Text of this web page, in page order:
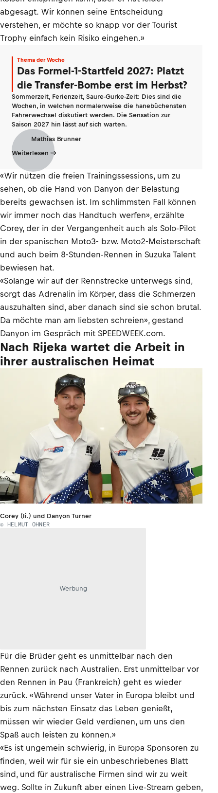
abgesagt. Wir können seine Entscheidung
verstehen, er möchte so knapp vor der Tourist
Trophy einfach kein Risiko eingehen.»
Thema der Woche
Das Formel-1-Startfeld 2027: Platzt
die Transfer-Bombe erst im Herbst?
Sommerzeit, Ferienzeit, Saure-Gurke-Zeit: Dies sind die
Wochen, in welchen normalerweise die hanebüchensten
Fahrerwechsel diskutiert werden. Die Sensation zur
Saison 2027 hin lässt auf sich warten.
Mathias Brunner
Weiterlesen
«Wir nützen die freien Trainingssessions, um zu
sehen, ob die Hand von Danyon der Belastung
bereits gewachsen ist. Im schlimmsten Fall können
wir immer noch das Handtuch werfen», erzählte
Corey, der in der Vergangenheit auch als Solo-Pilot
in der spanischen Moto3- bzw. Moto2-Meisterschaft
und auch beim 8-Stunden-Rennen in Suzuka Talent
bewiesen hat.
«Solange wir auf der Rennstrecke unterwegs sind,
sorgt das Adrenalin im Körper, dass die Schmerzen
auszuhalten sind, aber danach sind sie schon brutal.
Da möchte man am liebsten schreien», gestand
Danyon im Gespräch mit SPEEDWEEK.com.
Nach Rijeka wartet die Arbeit in
ihrer australischen Heimat
Corey (li.) und Danyon Turner
© HELMUT OHNER
Werbung
Für die Brüder geht es unmittelbar nach den
Rennen zurück nach Australien. Erst unmittelbar vor
den Rennen in Pau (Frankreich) geht es wieder
zurück. «Während unser Vater in Europa bleibt und
bis zum nächsten Einsatz das Leben genießt,
müssen wir wieder Geld verdienen, um uns den
Spaß auch leisten zu können.»
«Es ist ungemein schwierig, in Europa Sponsoren zu
finden, weil wir für sie ein unbeschriebenes Blatt
sind, und für australische Firmen sind wir zu weit
weg. Sollte in Zukunft aber einen Live-Stream geben,